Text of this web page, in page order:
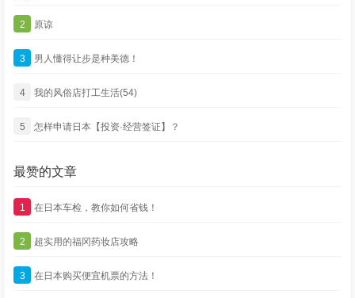
2 原谅
3 男人懂得让步是种美德！
4 我的风俗店打工生活(54)
5 怎样申请日本【投资·经营签证】？
最赞的文章
1 在日本车检，教你如何省钱！
2 超实用的福冈药妆店攻略
3 在日本购买便宜机票的方法！